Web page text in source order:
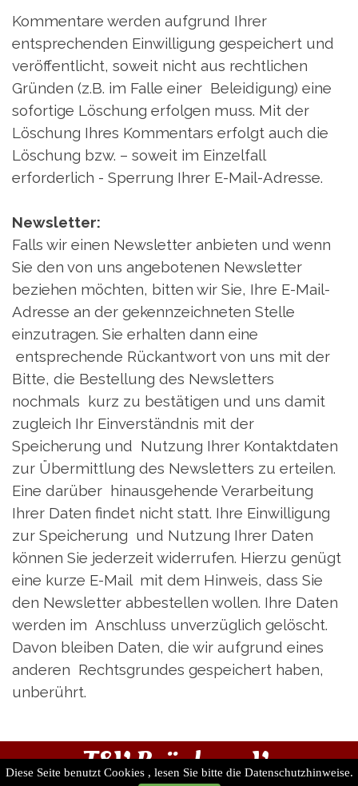
Kommentare werden aufgrund Ihrer
entsprechenden Einwilligung gespeichert und
veröffentlicht, soweit nicht aus rechtlichen
Gründen (z.B. im Falle einer Beleidigung) eine
sofortige Löschung erfolgen muss. Mit der
Löschung Ihres Kommentars erfolgt auch die
Löschung bzw. – soweit im Einzelfall
erforderlich - Sperrung Ihrer E-Mail-Adresse.
Newsletter:
Falls wir einen Newsletter anbieten und wenn
Sie den von uns angebotenen Newsletter
beziehen möchten, bitten wir Sie, Ihre E-Mail-
Adresse an der gekennzeichneten Stelle
einzutragen. Sie erhalten dann eine
entsprechende Rückantwort von uns mit der
Bitte, die Bestellung des Newsletters
nochmals kurz zu bestätigen und uns damit
zugleich Ihr Einverständnis mit der
Speicherung und Nutzung Ihrer Kontaktdaten
zur Übermittlung des Newsletters zu erteilen.
Eine darüber hinausgehende Verarbeitung
Ihrer Daten findet nicht statt. Ihre Einwilligung
zur Speicherung und Nutzung Ihrer Daten
können Sie jederzeit widerrufen. Hierzu genügt
eine kurze E-Mail mit dem Hinweis, dass Sie
den Newsletter abbestellen wollen. Ihre Daten
werden im Anschluss unverzüglich gelöscht.
Davon bleiben Daten, die wir aufgrund eines
anderen Rechtsgrundes gespeichert haben,
unberührt.
TSV Brünlos e.V.
Diese Seite benutzt Cookies , lesen Sie bitte die Datenschutzhinweise.